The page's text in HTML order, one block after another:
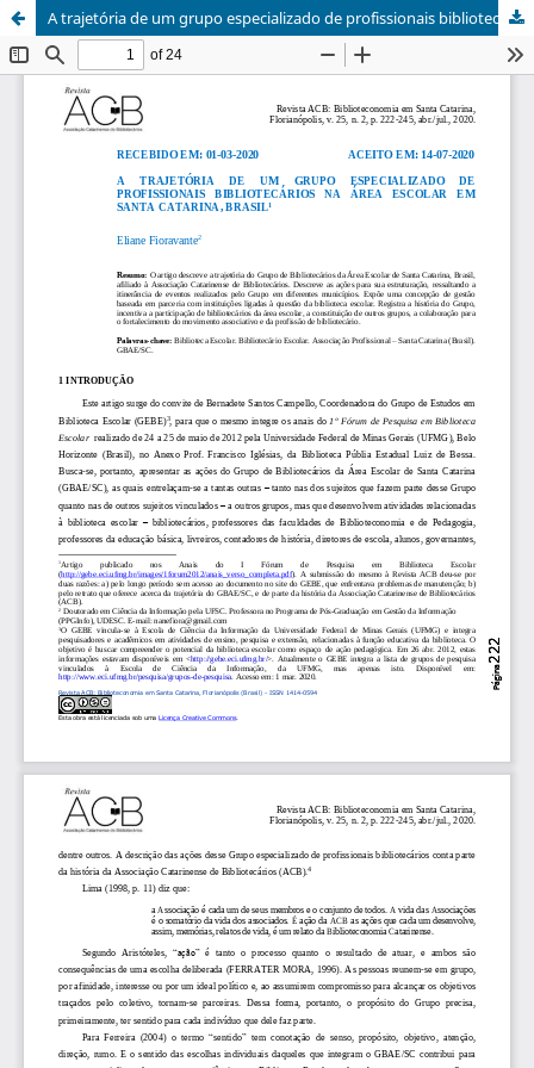
A trajetória de um grupo especializado de profissionais bibliotecários na área escolar em Santa Catarina, Brasil